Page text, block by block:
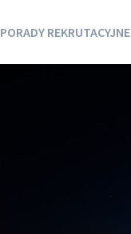
PORADY REKRUTACYJNE